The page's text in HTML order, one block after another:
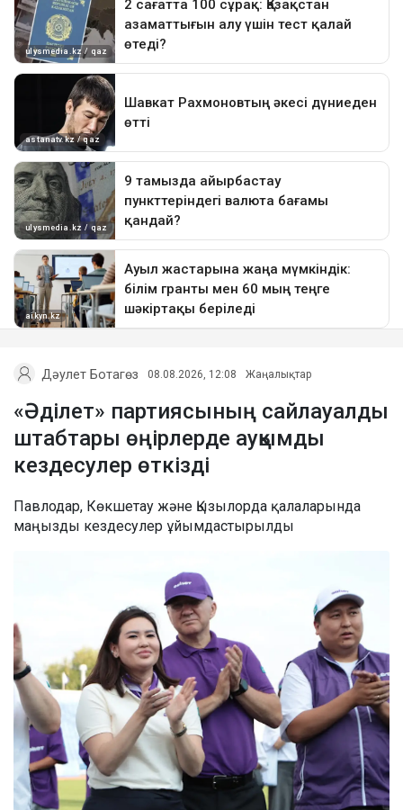
Дәулет Ботагөз 08.08.2026, 12:08 Жаңалықтар
«Әділет» партиясының сайлауалды
штабтары өңірлерде ауқымды
кездесулер өткізді
Павлодар, Көкшетау және Қызылорда қалаларында
маңызды кездесулер ұйымдастырылды